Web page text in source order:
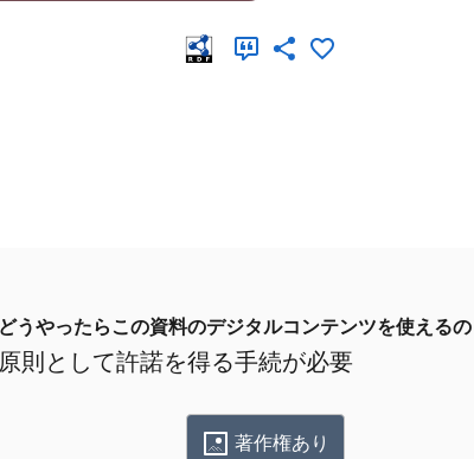
どうやったらこの資料のデジタルコンテンツを使えるの
原則として許諾を得る手続が必要
著作権あり